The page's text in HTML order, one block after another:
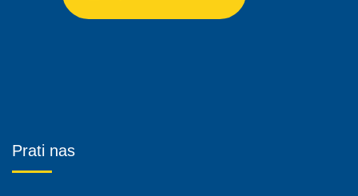
Prati nas